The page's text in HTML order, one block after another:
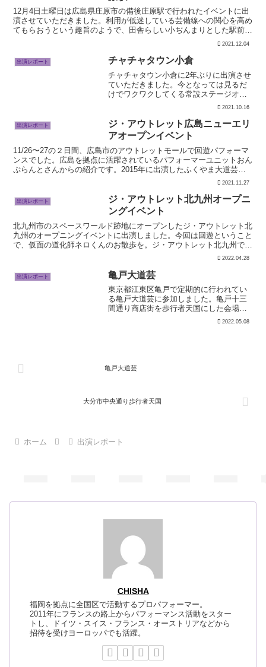
12月4日土曜日は広島県庄原市の備後庄原駅で行われたイベントに出
演させていただきました。利用が低迷している芸備線への関心を高め
てもらおうという趣旨のようで、田舎らしい小ぢんまりとした駅前で
飲食の屋台が並び、ステージイベントが行われました。イ... 2021.12.04
出演レポート チャチャタウン小倉
チャチャタウン小倉に2年ぶりに出演させ
ていただきました。今となっては見るだ
けでワクワクしてくる常設ステージオー
プンスペースでのショーは久しぶりで緊
てくださったお客さんもいて、とても楽
しくパフォーマンスする...
2021.10.16
出演レポート
ジ・アウトレット広島ニューエリ
アオープンイベント
11/26〜27の２日間、広島市のアウトレットモールで回遊パフォーマ
ンスでした。広島を拠点に活躍されているパフォーマーユニットおん
ぷらんとさんからの紹介です。2015年に出演したふくやま大道芸で
2021.11.27
出演レポート
ジ・アウトレット北九州オープニ
ングイベント
北九州市のスペースワールド跡地にオープンしたジ・アウトレット北
九州のオープニングイベントに出演しました。今回は回遊ということ
で、仮面の道化師ネロくんのお散歩を。ジ・アウトレット北九州でも
人気者のネロくんプレオープンからGW最終日まで、ジ・ア...2022.04.28
出演レポート 亀戸大道芸
東京都江東区亀戸で定期的に行われてい
る亀戸大道芸に参加しました。亀戸十三
間通り商店街を歩行者天国にした会場で
は毎月数組のパフォーマーによる大道芸
2022.05.08
亀戸大道芸
大分市中央通り歩行者天国
ホーム 出演レポート
CHISHA
福岡を拠点に全国区で活動するプロパフォーマー。
2011年にフランスの路上からパフォーマンス活動をスター
トし、ドイツ・スイス・フランス・オーストリアなどから
招待を受けヨーロッパでも活躍。